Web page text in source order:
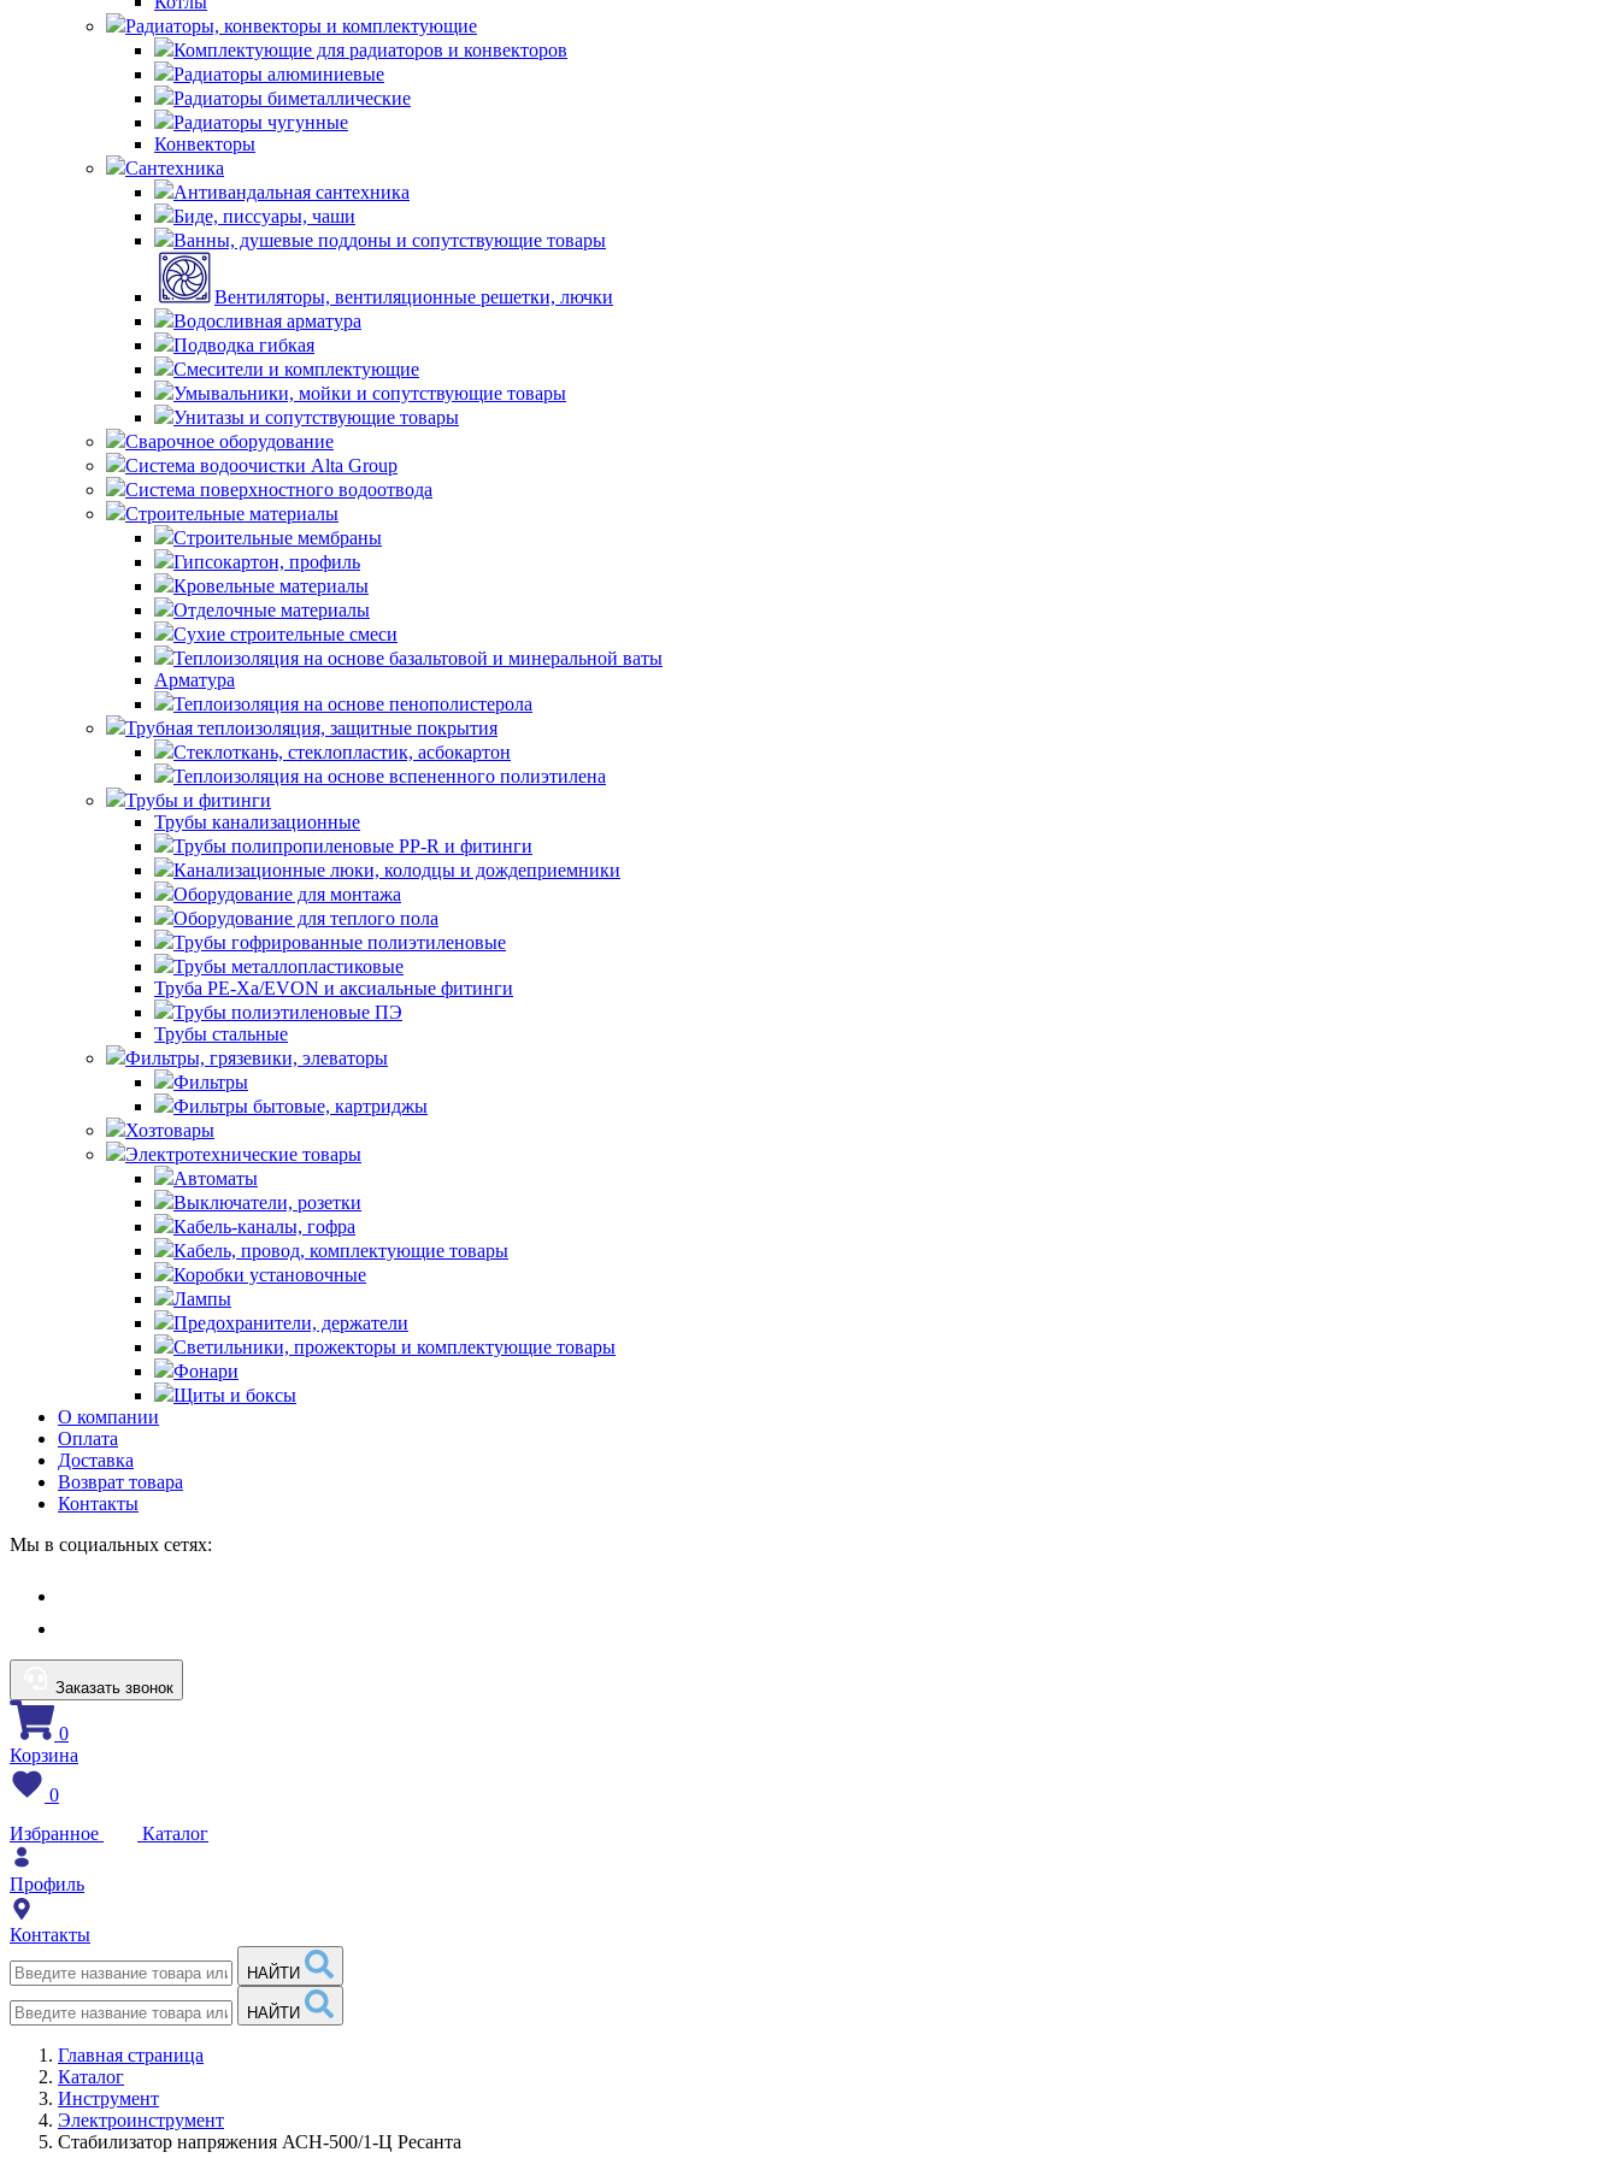
Радиаторы, конвекторы и комплектующие
Комплектующие для радиаторов и конвекторов
Радиаторы алюминиевые
Радиаторы биметаллические
Радиаторы чугунные
Конвекторы
Сантехника
Антивандальная сантехника
Биде, писсуары, чаши
Ванны, душевые поддоны и сопутствующие товары
Вентиляторы, вентиляционные решетки, лючки
Водосливная арматура
Подводка гибкая
Смесители и комплектующие
Умывальники, мойки и сопутствующие товары
Унитазы и сопутствующие товары
Сварочное оборудование
Система водоочистки Alta Group
Система поверхностного водоотвода
Строительные материалы
Строительные мембраны
Гипсокартон, профиль
Кровельные материалы
Отделочные материалы
Сухие строительные смеси
Теплоизоляция на основе базальтовой и минеральной ваты
Арматура
Теплоизоляция на основе пенополистерола
Трубная теплоизоляция, защитные покрытия
Стеклоткань, стеклопластик, асбокартон
Теплоизоляция на основе вспененного полиэтилена
Трубы и фитинги
Трубы канализационные
Трубы полипропиленовые PP-R и фитинги
Канализационные люки, колодцы и дождеприемники
Оборудование для монтажа
Оборудование для теплого пола
Трубы гофрированные полиэтиленовые
Трубы металлопластиковые
Труба PE-Xa/EVON и аксиальные фитинги
Трубы полиэтиленовые ПЭ
Трубы стальные
Фильтры, грязевики, элеваторы
Фильтры
Фильтры бытовые, картриджы
Хозтовары
Электротехнические товары
Автоматы
Выключатели, розетки
Кабель-каналы, гофра
Кабель, провод, комплектующие товары
Коробки установочные
Лампы
Предохранители, держатели
Светильники, прожекторы и комплектующие товары
Фонари
Щиты и боксы
О компании
Оплата
Доставка
Возврат товара
Контакты
Мы в социальных сетях:
Заказать звонок
0
Корзина
0
Избранное
Каталог
Профиль
Контакты
НАЙТИ
НАЙТИ
Главная страница
Каталог
Инструмент
Электроинструмент
Стабилизатор напряжения АСН-500/1-Ц Ресанта